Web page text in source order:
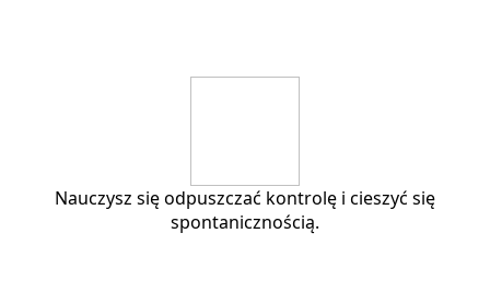
Nauczysz się odpuszczać kontrolę i cieszyć się
spontanicznością.